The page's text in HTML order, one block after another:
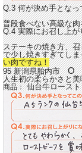
Q.3 何が決め手とな
普段食べない高級な
Q.4 実際にお召し上
ステーキの焼き方、
で少し焼きすぎてし
い肉ですね！
95 新潟県胎内市O
人生初の柔らかさと
商品：仙台牛ロースト